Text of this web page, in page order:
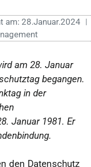
am: 28.Januar.2024
am 28. Januar
begangen.
in der
Januar 1981. Er
den Datenschutz